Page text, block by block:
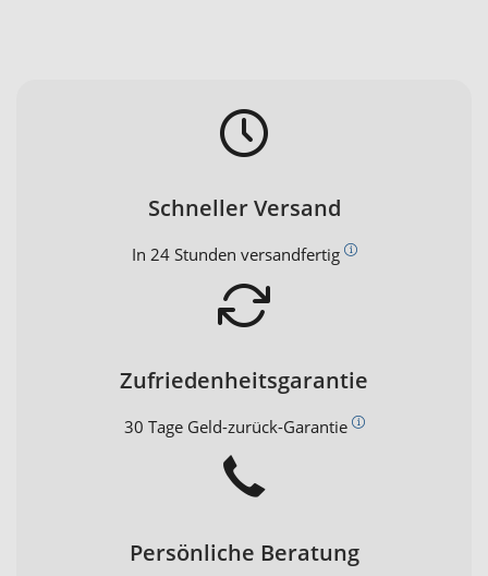
Schneller Versand
In 24 Stunden versandfertig
Zufriedenheitsgarantie
30 Tage Geld-zurück-Garantie
Persönliche Beratung